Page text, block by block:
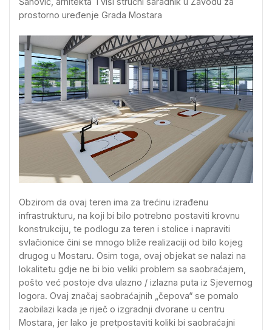
prostorno uređenje Grada Mostara
Obzirom da ovaj teren ima za trećinu izrađenu
infrastrukturu, na koji bi bilo potrebno postaviti krovnu
konstrukciju, te podlogu za teren i stolice i napraviti
svlačionice čini se mnogo bliže realizaciji od bilo kojeg
drugog u Mostaru. Osim toga, ovaj objekat se nalazi na
lokalitetu gdje ne bi bio veliki problem sa saobraćajem,
pošto već postoje dva ulazno / izlazna puta iz Sjevernog
logora. Ovaj značaj saobraćajnih „čepova“ se pomalo
zaobilazi kada je riječ o izgradnji dvorane u centru
Mostara, jer lako je pretpostaviti koliki bi saobraćajni